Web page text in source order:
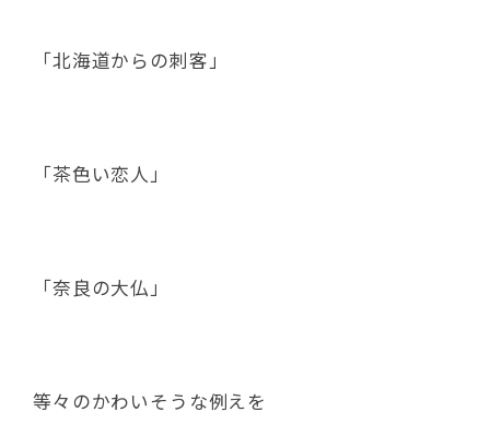
「北海道からの刺客」
「茶色い恋人」
「奈良の大仏」
等々のかわいそうな例えを